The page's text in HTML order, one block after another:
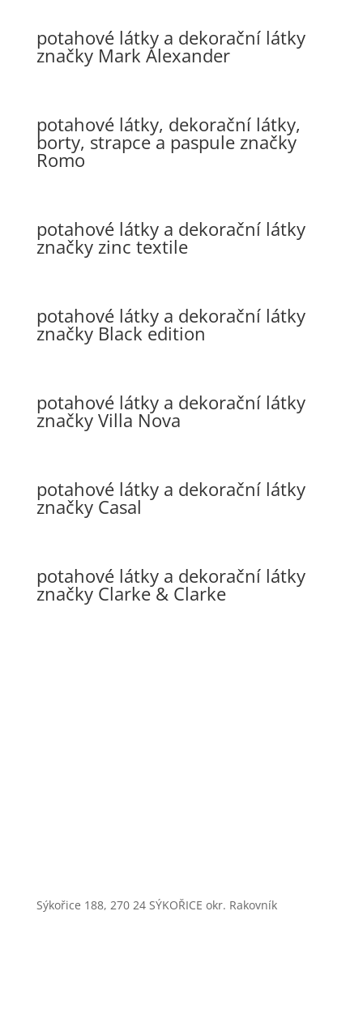
potahové látky a dekorační látky
značky Mark Alexander
potahové látky, dekorační látky,
borty, strapce a paspule značky
Romo
potahové látky a dekorační látky
značky zinc textile
potahové látky a dekorační látky
značky Black edition
potahové látky a dekorační látky
značky Villa Nova
potahové látky a dekorační látky
značky Casal
potahové látky a dekorační látky
značky Clarke & Clarke
Sýkořice 188, 270 24 SÝKOŘICE okr. Rakovník